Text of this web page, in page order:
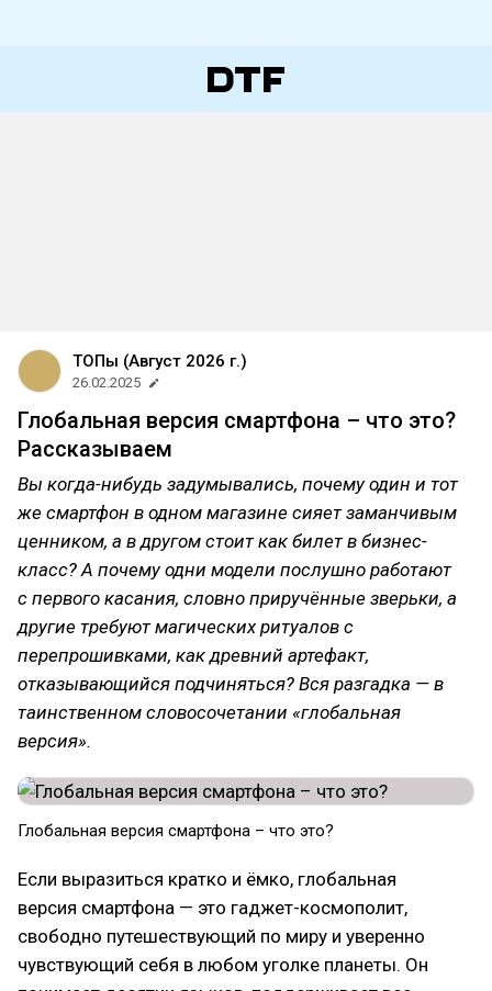
ТОПы (Август 2026 г.)
26.02.2025
Глобальная версия смартфона – что это?
Рассказываем
Вы когда-нибудь задумывались, почему один и тот
же смартфон в одном магазине сияет заманчивым
ценником, а в другом стоит как билет в бизнес-
класс? А почему одни модели послушно работают
с первого касания, словно приручённые зверьки, а
другие требуют магических ритуалов с
перепрошивками, как древний артефакт,
отказывающийся подчиняться? Вся разгадка — в
таинственном словосочетании «глобальная
версия».
Глобальная версия смартфона – что это?
Если выразиться кратко и ёмко, глобальная
версия смартфона — это гаджет-космополит,
свободно путешествующий по миру и уверенно
чувствующий себя в любом уголке планеты. Он